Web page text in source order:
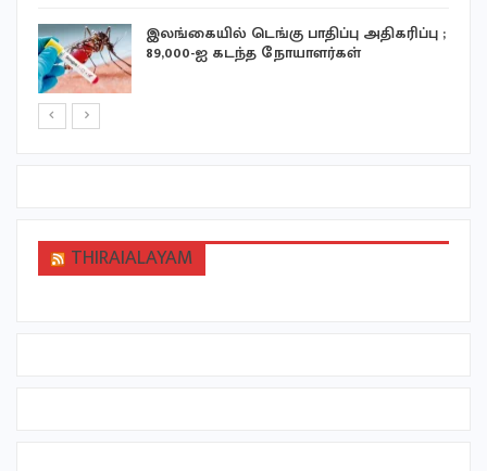
இலங்கையில் டெங்கு பாதிப்பு அதிகரிப்பு ;
89,000-ஐ கடந்த நோயாளர்கள்
THIRAIALAYAM